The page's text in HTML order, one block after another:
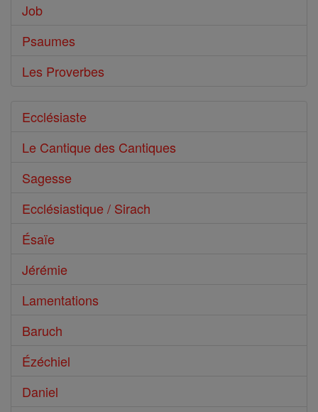
Job
Psaumes
Les Proverbes
Ecclésiaste
Le Cantique des Cantiques
Sagesse
Ecclésiastique / Sirach
Ésaïe
Jérémie
Lamentations
Baruch
Ézéchiel
Daniel